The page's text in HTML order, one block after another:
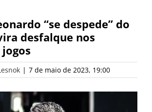
“se despede” do
desfalque nos
| 7 de maio de 2023, 19:00